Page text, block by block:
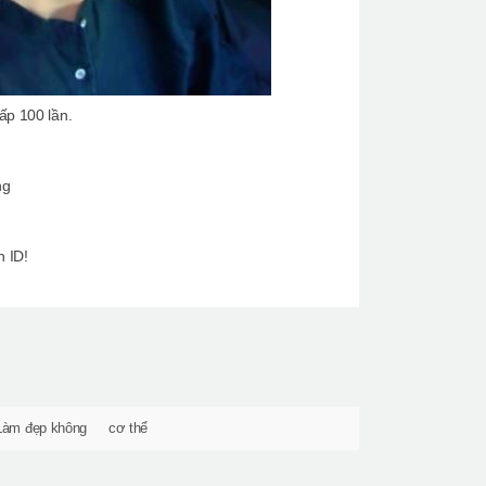
100 lần.
ID!
đẹp không cơ thể